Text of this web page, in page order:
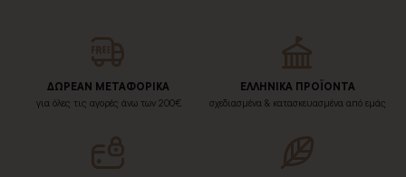
ΔΩΡΕΑΝ ΜΕΤΑΦΟΡΙΚΑ
για όλες τις αγορές άνω των 200€
ΕΛΛΗΝΙΚΑ ΠΡΟΪΟΝΤΑ
σχεδιασμένα & κατασκευασμένα από εμάς